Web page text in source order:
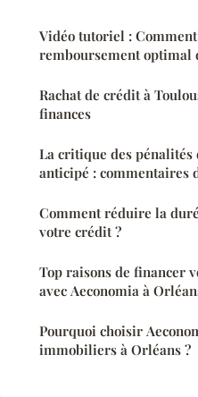
Vidéo tutoriel :
remboursement optimal
Rachat de crédit à
finances
La critique des
anticipé : commentaires
Comment réduire la
votre crédit ?
Top raisons de financer
avec Aeconomia à
Pourquoi choisir
immobiliers à Orléans ?